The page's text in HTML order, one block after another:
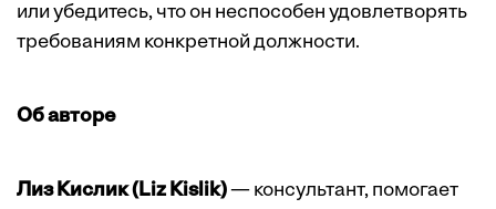
или убедитесь, что он неспособен удовлетворять
требованиям конкретной должности.
Об авторе
Лиз Кислик (Liz Kislik)— консультант, помогает